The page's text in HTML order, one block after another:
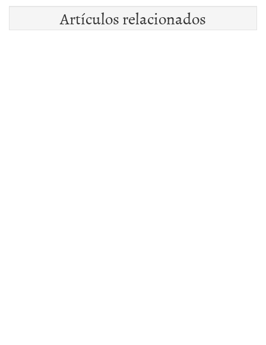
Artículos relacionados